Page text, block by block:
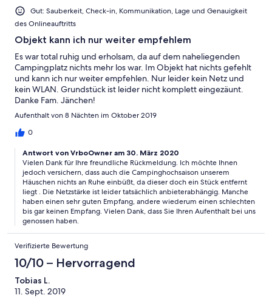
Gut: Sauberkeit, Check-in, Kommunikation, Lage und Genauigkeit
des Onlineauftritts
Objekt kann ich nur weiter empfehlem
Es war total ruhig und erholsam, da auf dem naheliegenden
Campingplatz nichts mehr los war. Im Objekt hat nichts gefehlt
und kann ich nur weiter empfehlen. Nur leider kein Netz und
kein WLAN. Grundstück ist leider nicht komplett eingezäunt.
Danke Fam. Jänchen!
Aufenthalt von 8 Nächten im Oktober 2019
0
Antwort von VrboOwner am 30. März 2020
Vielen Dank für Ihre freundliche Rückmeldung. Ich möchte Ihnen
jedoch versichern, dass auch die Campinghochsaison unserem
Häuschen nichts an Ruhe einbüßt, da dieser doch ein Stück entfernt
liegt . Die Netzstärke ist leider tatsächlich anbieterabhängig. Manche
haben einen sehr guten Empfang, andere wiederum einen schlechten
bis gar keinen Empfang. Vielen Dank, dass Sie Ihren Aufenthalt bei uns
genossen haben.
Verifizierte Bewertung
10/10 – Hervorragend
Tobias L.
11. Sept. 2019